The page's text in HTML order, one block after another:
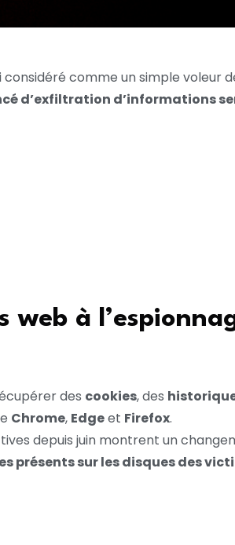
considéré comme un simple voleur
d’exfiltration d’informations
web à
des cookies, des
Chrome, Edgeet Firefox.
depuis juin montrent un
présents sur les disques des